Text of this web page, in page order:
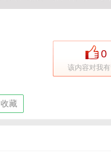
0
该内容对我
收藏